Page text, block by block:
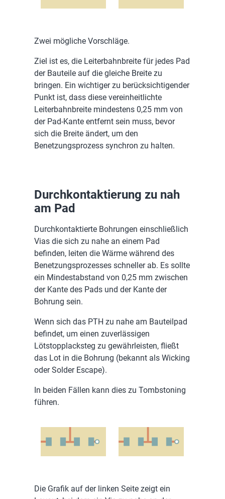
Zwei mögliche Vorschläge.
Ziel ist es, die Leiterbahnbreite für jedes Pad
der Bauteile auf die gleiche Breite zu
bringen. Ein wichtiger zu berücksichtigender
Punkt ist, dass diese vereinheitlichte
Leiterbahnbreite mindestens 0,25 mm von
der Pad-Kante entfernt sein muss, bevor
sich die Breite ändert, um den
Benetzungsprozess synchron zu halten.
Durchkontaktierung zu nah
am Pad
Durchkontaktierte Bohrungen einschließlich
Vias die sich zu nahe an einem Pad
befinden, leiten die Wärme während des
Benetzungsprozesses schneller ab. Es sollte
ein Mindestabstand von 0,25 mm zwischen
der Kante des Pads und der Kante der
Bohrung sein.
Wenn sich das PTH zu nahe am Bauteilpad
befindet, um einen zuverlässigen
Lötstopplacksteg zu gewährleisten, fließt
das Lot in die Bohrung (bekannt als Wicking
oder Solder Escape).
In beiden Fällen kann dies zu Tombstoning
führen.
Die Grafik auf der linken Seite zeigt ein